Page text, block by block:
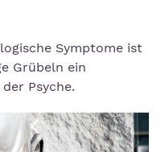
Symptome ist
Grübeln ein
Psyche.